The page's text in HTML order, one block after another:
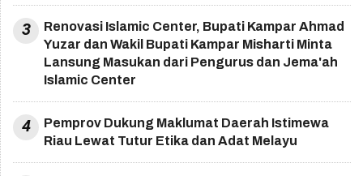
3
Renovasi Islamic Center, Bupati Kampar Ahmad
Yuzar dan Wakil Bupati Kampar Misharti Minta
Lansung Masukan dari Pengurus dan Jema'ah
Islamic Center
4
Pemprov Dukung Maklumat Daerah Istimewa
Riau Lewat Tutur Etika dan Adat Melayu